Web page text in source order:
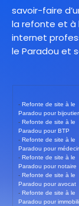
savoir-faire
la refonte et à
internet
le Paradou et
- Refonte de site à le
Paradou pour bijoutier
- Refonte de site à le
Paradou pour BTP
- Refonte de site à le
Paradou pour
- Refonte de site à le
Paradou pour notaire
- Refonte de site à le
Paradou pour avocat
- Refonte de site à le
Paradou pour